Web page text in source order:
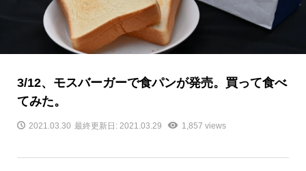
3/12、モスバーガーで食パンが発売。買って食べ
てみた。
2021.03.30 最終更新日: 2021.03.29 1,857 views